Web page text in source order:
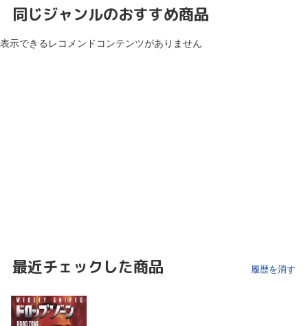
同じジャンルのおすすめ商品
表示できるレコメンドコンテンツがありません
最近チェックした商品 履歴を消す